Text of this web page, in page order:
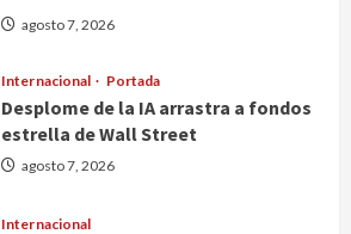
agosto 7, 2026
Internacional Portada
Desplome de la IA arrastra a fondos
estrella de Wall Street
agosto 7, 2026
Internacional